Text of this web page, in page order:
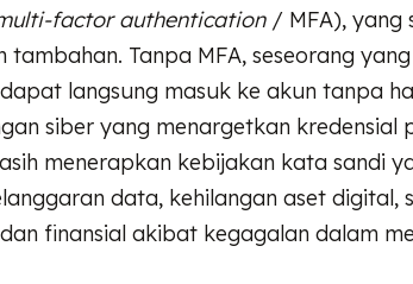
factor authentication/ MFA), yang
tambahan. Tanpa MFA, seseorang
langsung masuk ke akun tanpa
siber yang menargetkan kredensial
menerapkan kebijakan kata sandi
data, kehilangan aset digital,
finansial akibat kegagalan dalam